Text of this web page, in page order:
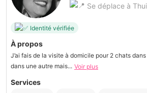
Se déplace à
Identité vérifiée
À propos
J’ai fais de la visite à domicile pour 2 chats
dans une autre mais... Voir plus
Services